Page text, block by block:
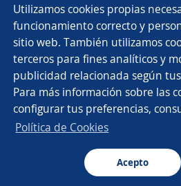
Utilizamos cookies propias
funcionamiento correcto y
sitio web. También utilizamos
terceros para fines analíticos y
publicidad relacionada según
Para más información sobre las
configurar tus preferencias,
Política de Cookies
Acepto
Representante de servicio al cliente
Mercaderista Auxiliar de
Analista de servicio al cliente
Asesor/a telefónico
Buscar es más
CT App
Navegador